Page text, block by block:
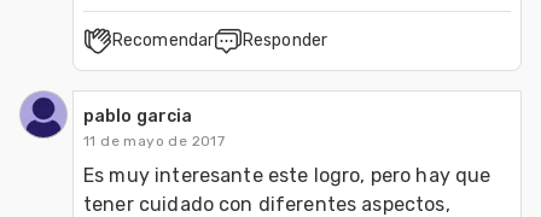
Recomendar Responder
pablo garcia
11 de mayo de 2017
Es muy interesante este logro, pero hay que
tener cuidado con diferentes aspectos,